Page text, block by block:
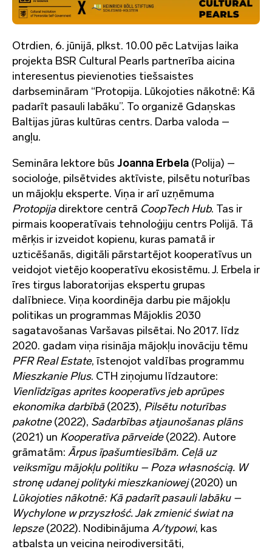
Otrdien, 6. jūnijā, plkst. 10.00 pēc Latvijas laika
projekta BSR Cultural Pearls partnerība aicina
interesentus pievienoties tiešsaistes
darbsemināram “Protopija. Lūkojoties nākotnē: Kā
padarīt pasauli labāku”. To organizē Gdaņskas
Baltijas jūras kultūras centrs. Darba valoda –
angļu.
Semināra lektore būs Joanna Erbela (Polija) –
socioloģe, pilsētvides aktīviste, pilsētu noturības
un mājokļu eksperte. Viņa ir arī uzņēmuma
Protopija direktore centrā CoopTech Hub. Tas ir
pirmais kooperatīvais tehnoloģiju centrs Polijā. Tā
mērķis ir izveidot kopienu, kuras pamatā ir
uzticēšanās, digitāli pārstartējot kooperatīvus un
veidojot vietējo kooperatīvu ekosistēmu. J. Erbela ir
īres tirgus laboratorijas ekspertu grupas
dalībniece. Viņa koordinēja darbu pie mājokļu
politikas un programmas Mājoklis 2030
sagatavošanas Varšavas pilsētai. No 2017. līdz
2020. gadam viņa risināja mājokļu inovāciju tēmu
PFR Real Estate, īstenojot valdības programmu
Mieszkanie Plus. CTH ziņojumu līdzautore:
Vienlīdzīgas aprites kooperatīvs jeb aprūpes
ekonomika darbībā(2023), Pilsētu noturības
pakotne(2022), Sadarbības atjaunošanas plāns
(2021) un Kooperatīva pārveide (2022). Autore
grāmatām: Ārpus īpašumtiesībām. Ceļā uz
veiksmīgu mājokļu politiku – Poza własnością. W
stronę udanej polityki mieszkaniowej(2020) un
Lūkojoties nākotnē: Kā padarīt pasauli labāku –
Wychylone w przyszłość. Jak zmienić świat na
lepsze(2022). Nodibinājuma A/typowi, kas
atbalsta un veicina neirodiversitāti,